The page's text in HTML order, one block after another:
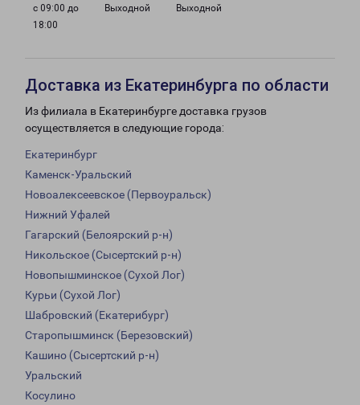
с 09:00 до
18:00
Выходной Выходной
Доставка из Екатеринбурга по области
Из филиала в Екатеринбурге доставка грузов
осуществляется в следующие города:
Екатеринбург
Каменск-Уральский
Новоалексеевское (Первоуральск)
Нижний Уфалей
Гагарский (Белоярский р-н)
Никольское (Сысертский р-н)
Новопышминское (Сухой Лог)
Курьи (Сухой Лог)
Шабровский (Екатерибург)
Старопышминск (Березовский)
Кашино (Сысертский р-н)
Уральский
Косулино